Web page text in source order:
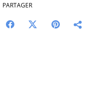
PARTAGER